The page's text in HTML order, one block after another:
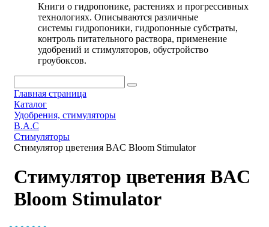
Книги о гидропонике, растениях и прогрессивных
технологиях. Описываются различные
системы гидропоники, гидропонные субстраты,
контроль питательного раствора, применение
удобрений и стимуляторов, обустройство
гроубоксов.
Главная страница
Каталог
Удобрения, стимуляторы
B.A.C
Стимуляторы
Стимулятор цветения BAC Bloom Stimulator
Стимулятор цветения BAC
Bloom Stimulator